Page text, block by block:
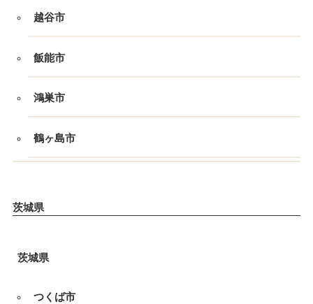
越谷市
飯能市
鴻巣市
鶴ヶ島市
茨城県
茨城県
つくば市